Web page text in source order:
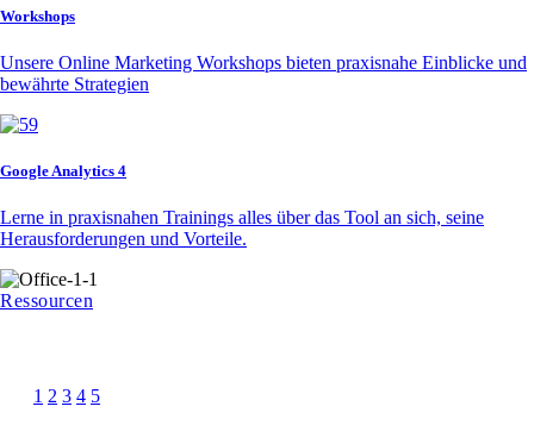
Workshops
Unsere Online Marketing Workshops bieten praxisnahe Einblicke und
bewährte Strategien
Google Analytics 4
Lerne in praxisnahen Trainings alles über das Tool an sich, seine
Herausforderungen und Vorteile.
Ressourcen
1 2 3 4 5